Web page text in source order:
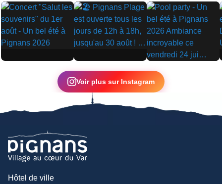
▶ ▶
▶
Voir plus sur Instagram
Hôtel de ville